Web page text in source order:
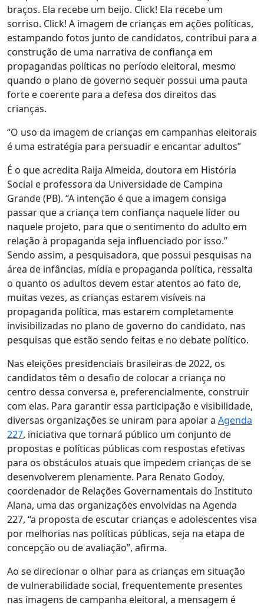
braços. Ela recebe um beijo. Click! Ela recebe um
sorriso. Click! A imagem de crianças em ações políticas,
estampando fotos junto de candidatos, contribui para a
construção de uma narrativa de confiança em
propagandas políticas no período eleitoral, mesmo
quando o plano de governo sequer possui uma pauta
forte e coerente para a defesa dos direitos das
crianças.
“O uso da imagem de crianças em campanhas eleitorais
é uma estratégia para persuadir e encantar adultos”
É o que acredita Raija Almeida, doutora em História
Social e professora da Universidade de Campina
Grande (PB). “A intenção é que a imagem consiga
passar que a criança tem confiança naquele líder ou
naquele projeto, para que o sentimento do adulto em
relação à propaganda seja influenciado por isso.”
Sendo assim, a pesquisadora, que possui pesquisas na
área de infâncias, mídia e propaganda política, ressalta
o quanto os adultos devem estar atentos ao fato de,
muitas vezes, as crianças estarem visíveis na
propaganda política, mas estarem completamente
invisibilizadas no plano de governo do candidato, nas
pesquisas que estão sendo feitas e no debate político.
Nas eleições presidenciais brasileiras de 2022, os
candidatos têm o desafio de colocar a criança no
centro dessa conversa e, preferencialmente, construir
com elas. Para garantir essa participação e visibilidade,
diversas organizações se uniram para apoiar a Agenda
227, iniciativa que tornará público um conjunto de
propostas e políticas públicas com respostas efetivas
para os obstáculos atuais que impedem crianças de se
desenvolverem plenamente. Para Renato Godoy,
coordenador de Relações Governamentais do Instituto
Alana, uma das organizações envolvidas na Agenda
227, “a proposta de escutar crianças e adolescentes visa
por melhorias nas políticas públicas, seja na etapa de
concepção ou de avaliação”, afirma.
Ao se direcionar o olhar para as crianças em situação
de vulnerabilidade social, frequentemente presentes
nas imagens de campanha eleitoral, a mensagem é